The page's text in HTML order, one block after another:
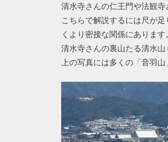
清水寺さんの仁王門や法観寺
こちらで解説するには尺が
くより密接な関係にあります
清水寺さんの裏山たる清水
上の写真には多くの「音羽